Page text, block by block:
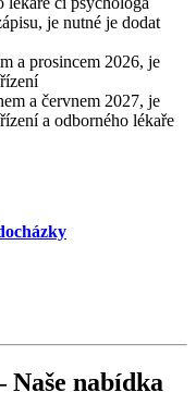
je nutné je dodat
a prosincem 2026, je
a červnem 2027, je
a odborného lékaře
Naše nabídka